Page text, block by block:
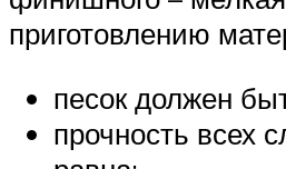
приготовлению
песок должен
прочность всех